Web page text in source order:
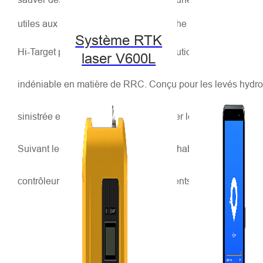
Système RTK
laser V600L
utiles aux secours en cas de catastrophe dans les lacs de
Hi-Target présente aujourd'hui une solution de réduction
indéniable en matière de RRC. Conçu pour les levés
sinistrée en un temps record et effectuer les levés,
Suivant le principe de fonctionnement habituel d'un USV,
contrôleur. De plus, il s'adapte à différents